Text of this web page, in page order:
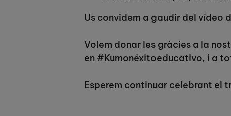
Us convidem a gaudir del vídeo
Volem donar les gràcies a la
en #Kumonéxitoeducativo, i a
Esperem continuar celebrant el